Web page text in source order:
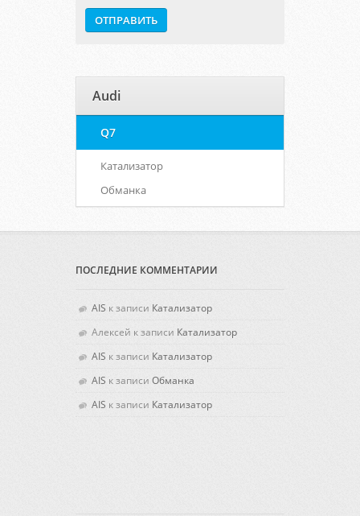
Audi
Q7
Катализатор
Обманка
ПОСЛЕДНИЕ КОММЕНТАРИИ
AIS к записи Катализатор
Алексей к записи Катализатор
AIS к записи Катализатор
AIS к записи Обманка
AIS к записи Катализатор